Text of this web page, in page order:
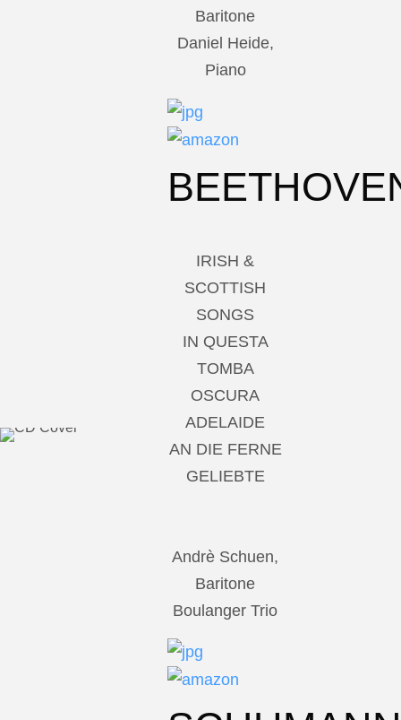
Baritone
Daniel Heide,
Piano
IRISH &
SCOTTISH
SONGS
IN QUESTA
TOMBA
OSCURA
ADELAIDE
AN DIE FERNE
GELIEBTE
Andrè Schuen,
Baritone
Boulanger Trio